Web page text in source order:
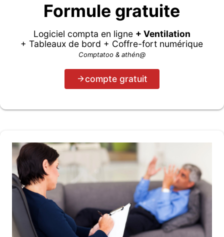
Formule gratuite
Logiciel compta en ligne + Ventilation
+ Tableaux de bord + Coffre-fort numérique
Comptatoo & athén@
compte gratuit